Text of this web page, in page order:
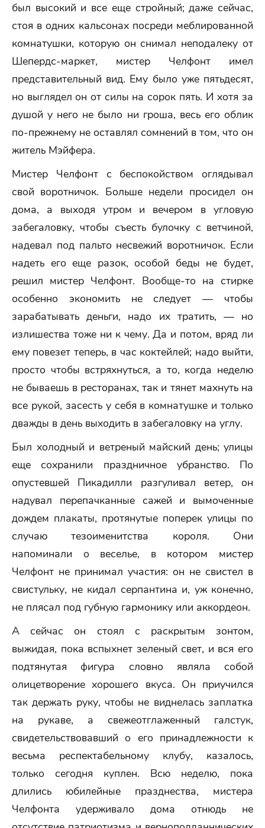
был высокий и все еще стройный; даже сейчас,
стоя в одних кальсонах посреди меблированной
комнатушки, которую он снимал неподалеку от
Шепердс-маркет, мистер Челфонт имел
представительный вид. Ему было уже пятьдесят,
но выглядел он от силы на сорок пять. И хотя за
душой у него не было ни гроша, весь его облик
по-прежнему не оставлял сомнений в том, что он
житель Мэйфера.
Мистер Челфонт с беспокойством оглядывал
свой воротничок. Больше недели просидел он
дома, а выходя утром и вечером в угловую
забегаловку, чтобы съесть булочку с ветчиной,
надевал под пальто несвежий воротничок. Если
надеть его еще разок, особой беды не будет,
решил мистер Челфонт. Вообще-то на стирке
особенно экономить не следует — чтобы
зарабатывать деньги, надо их тратить, — но
излишества тоже ни к чему. Да и потом, вряд ли
ему повезет теперь, в час коктейлей; надо выйти,
просто чтобы встряхнуться, а то, когда неделю
не бываешь в ресторанах, так и тянет махнуть на
все рукой, засесть у себя в комнатушке и только
дважды в день выходить в забегаловку на углу.
Был холодный и ветреный майский день; улицы
еще сохранили праздничное убранство. По
опустевшей Пикадилли разгуливал ветер, он
надувал перепачканные сажей и вымоченные
дождем плакаты, протянутые поперек улицы по
случаю тезоименитства короля. Они
напоминали о веселье, в котором мистер
Челфонт не принимал участия: он не свистел в
свистульку, не кидал серпантина и, уж конечно,
не плясал под губную гармонику или аккордеон.
А сейчас он стоял с раскрытым зонтом,
выжидая, пока вспыхнет зеленый свет, и вся его
подтянутая фигура словно являла собой
олицетворение хорошего вкуса. Он приучился
так держать руку, чтобы не виднелась заплатка
на рукаве, а свежеотглаженный галстук,
свидетельствовавший о его принадлежности к
весьма респектабельному клубу, казалось,
только сегодня куплен. Всю неделю, пока
длились юбилейные празднества, мистера
Челфонта удерживало дома отнюдь не